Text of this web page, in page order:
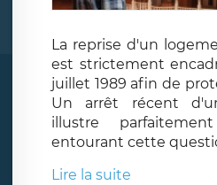
La reprise d'un
est strictement
juillet 1989 afin de
Un arrêt récent
illustre
entourant cette
Lire la suite